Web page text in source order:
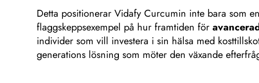
Detta positionerar Vidafy Curcumin inte bara som
flaggskeppsexempel på hur framtiden för
individer som vill investera i sin hälsa med
generations lösning som möter den växande